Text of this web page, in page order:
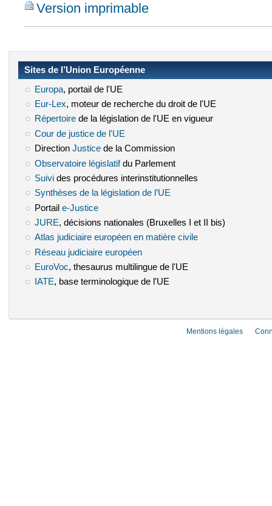
Version imprimable
Sites de l’Union Européenne
Europa(le lien est externe)
, portail de l'UE
Eur-Lex(le lien est externe)
, moteur de recherche du droit de l'UE
Répertoire(le lien est externe)
de la législation de l'UE en vigueur
Cour de justice de l'UE
Direction Justice(le lien est externe)
de la Commission
Observatoire législatif(le lien est externe)
du Parlement
Suivi(le lien est externe)
des procédures interinstitutionnelles
Synthèses de la législation de l’UE
Portail e-Justice(le lien est externe)
JURE (le lien est externe)
, décisions nationales (Bruxelles I et II bis)
Atlas judiciaire européen en matière civile(le lien est externe)
Réseau judiciaire européen(le lien est externe)
EuroVoc(le lien est externe)
, thesaurus multilingue de l'UE
IATE(le lien est externe)
, base terminologique de l'UE
Mentions légales